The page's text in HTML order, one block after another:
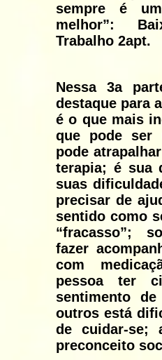
sempre é
melhor”:
Trabalho 2apt.
Nessa 3a
destaque para
é o que mais
que pode ser
pode
terapia; é sua
suas
precisar de
sentido como
“fracasso”;
fazer
com
pessoa ter
sentimento
outros está
de cuidar-se;
preconceito